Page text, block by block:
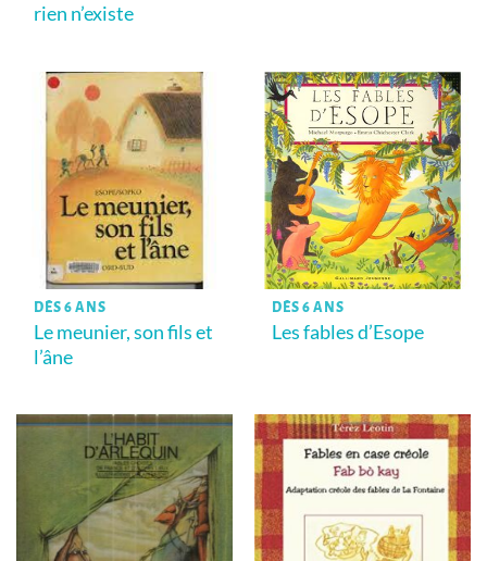
rien n’existe
DÈS 6 ANS
Le meunier, son fils et
l’âne
DÈS 6 ANS
Les fables d’Esope